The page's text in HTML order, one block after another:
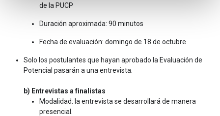
de la PUCP
Duración aproximada: 90 minutos
Fecha de evaluación: domingo de 18 de octubre
Solo los postulantes que hayan aprobado la Evaluación de
Potencial pasarán a una entrevista.
b) Entrevistas a finalistas
Modalidad: la entrevista se desarrollará de manera
presencial.